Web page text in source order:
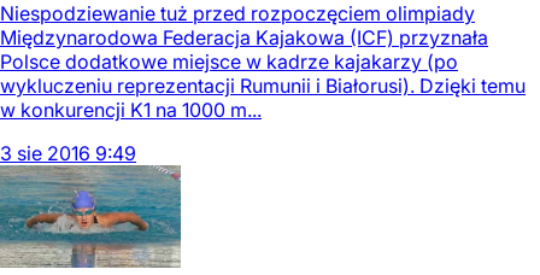
Niespodziewanie tuż przed rozpoczęciem olimpiady
Międzynarodowa Federacja Kajakowa (ICF) przyznała
Polsce dodatkowe miejsce w kadrze kajakarzy (po
wykluczeniu reprezentacji Rumunii i Białorusi). Dzięki temu
w konkurencji K1 na 1000 m...
3 sie 2016 9:49